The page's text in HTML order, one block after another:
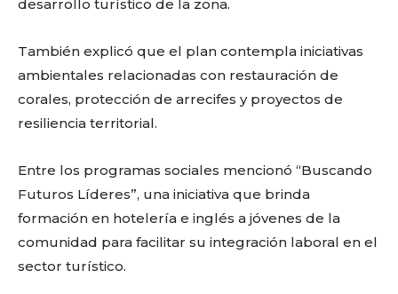
out!
Sing up for our newsletter
to stay in the loop.
desarrollo turístico de la zona.
También explicó que el plan contempla iniciativas
ambientales relacionadas con restauración de
corales, protección de arrecifes y proyectos de
resiliencia territorial.
Entre los programas sociales mencionó “Buscando
Futuros Líderes”, una iniciativa que brinda
formación en hotelería e inglés a jóvenes de la
comunidad para facilitar su integración laboral en el
sector turístico.